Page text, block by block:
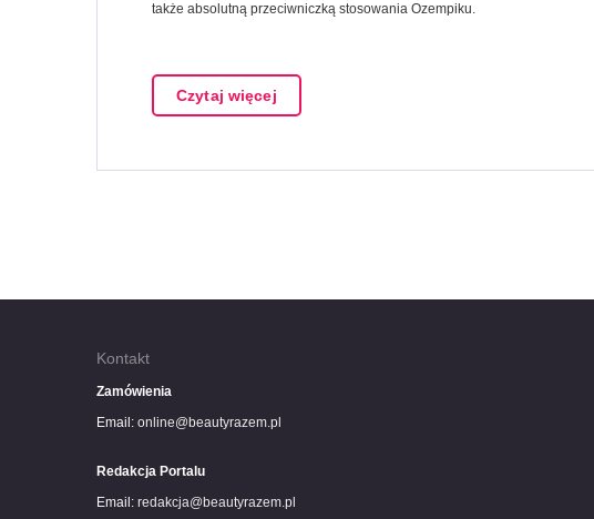
także absolutną przeciwniczką stosowania Ozempiku.
Czytaj więcej
Kontakt
Zamówienia
Email: online@beautyrazem.pl
Redakcja Portalu
Email: redakcja@beautyrazem.pl